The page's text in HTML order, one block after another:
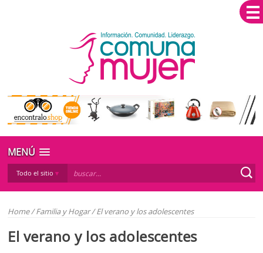
MENÚ
Todo el sitio
Home/Familia y Hogar/El verano y los adolescentes
El verano y los adolescentes